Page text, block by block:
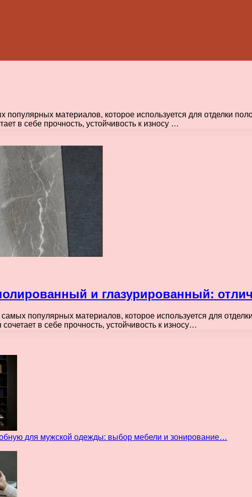
материалов, которое используется для отделки
в себе прочность, устойчивость к износу …
и глазурированный:
популярных материалов, которое используется для
в себе прочность, устойчивость к износу…
для мужской одежды: выбор мебели и зонирование…